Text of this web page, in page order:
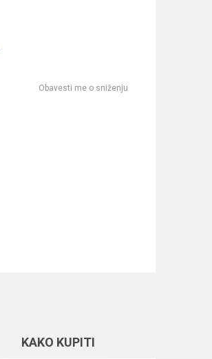
Obavesti me o sniženju
KAKO KUPITI